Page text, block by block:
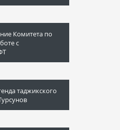
Комитета по
с
таджикского